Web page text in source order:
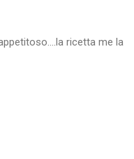
ricetta me la